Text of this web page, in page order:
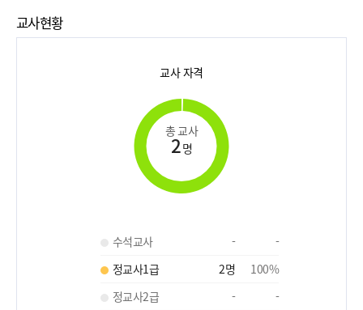
교사현황
교사 자격
총 교사
2명
수석교사 -
-
정교사1급
2명 100%
정교사2급
-
-